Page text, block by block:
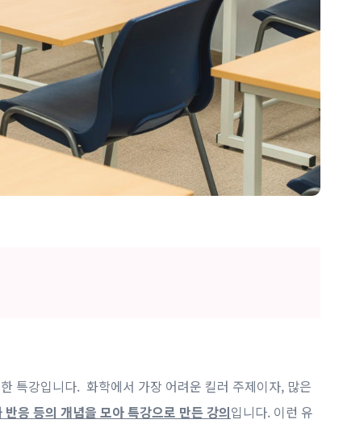
특강입니다. 화학에서 가장 어려운 킬러 주제이자, 많은
응 등의 개념을 모아 특강으로 만든 강의입니다. 이런 유